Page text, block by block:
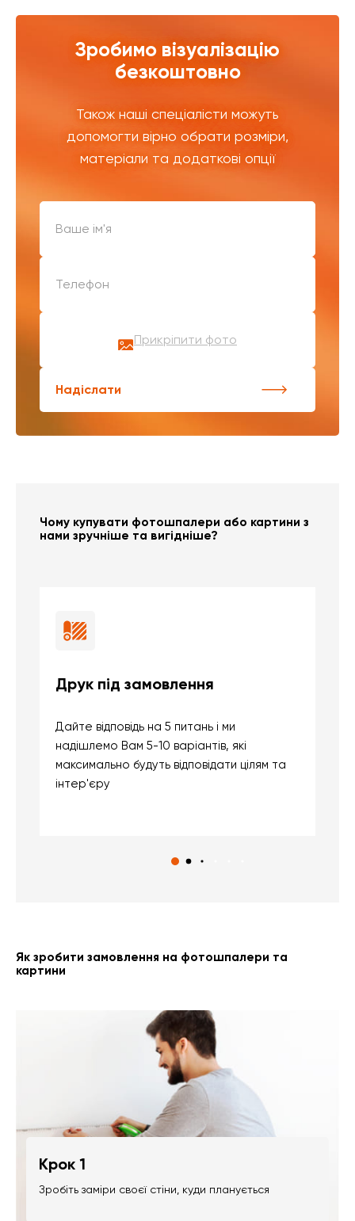
Зробимо візуалізацію
безкоштовно
Також наші спеціалісти можуть
допомогти вірно обрати розміри,
матеріали та додаткові опції
Прикріпити фото
Надіслати
Чому купувати фотошпалери або картини з
нами зручніше та вигідніше?
Друк під замовлення
Дайте відповідь на 5 питань і ми
надішлемо Вам 5-10 варіантів, які
максимально будуть відповідати цілям та
інтер'єру
Як зробити замовлення на фотошпалери та
картини
Крок 1
Зробіть заміри своєї стіни, куди планується